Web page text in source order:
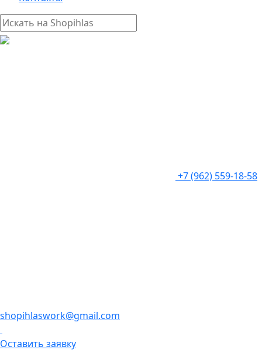
+7 (962) 559-18-58
shopihlaswork@gmail.com
Оставить заявку